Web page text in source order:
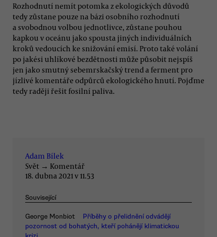
Rozhodnutí nemít potomka z ekologických důvodů
tedy zůstane pouze na bázi osobního rozhodnutí
a svobodnou volbou jednotlivce, zůstane pouhou
kapkou v oceánu jako spousta jiných individuálních
kroků vedoucích ke snižování emisí. Proto také volání
po jakési uhlíkové bezdětnosti může působit nejspíš
jen jako smutný sebemrskačský trend a ferment pro
jízlivé komentáře odpůrců ekologického hnutí. Pojďme
tedy raději řešit fosilní paliva.
Adam Bílek
Svět → Komentář
18. dubna 2021 v 11.53
Související
George Monbiot
Příběhy o přelidnění odvádějí
pozornost od bohatých, kteří pohánějí klimatickou